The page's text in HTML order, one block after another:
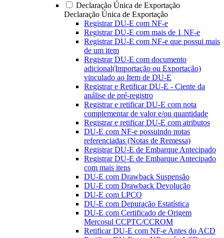
Declaração Única de Exportação
Declaração Única de Exportação
Registrar DU-E com NF-e
Registrar DU-E com mais de 1 NF-e
Registrar DU-E com NF-e que possui mais
de um item
Registrar DU-E com documento
adicional(Importação ou Exportação)
vinculado ao Item de DU-E
Registrar e Retificar DU-E - Ciente da
análise de pré-registro
Registrar e retificar DU-E com nota
complementar de valor e/ou quantidade
Registrar e retificar DU-E com atributos
DU-E com NF-e possuindo notas
referenciadas (Notas de Remessa)
Registrar DU-E de Embarque Antecipado
Registrar DU-E de Embarque Antecipado
com mais itens
DU-E com Drawback Suspensão
DU-E com Drawback Devolução
DU-E com LPCO
DU-E com Depuração Estatística
DU-E com Certificado de Origem
Mercosul CCPTC/CCROM
Retificar DU-E com NF-e Antes do ACD